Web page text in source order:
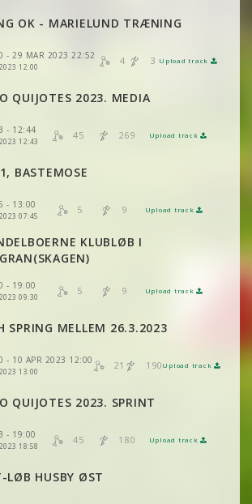
OK - MARIELUND TRÆNING
- 29 MAR 2023 22:52
12:00
4 3 Upload track
2DRERUN
2DRERUN
QUIJOTES 2023. MEDIA
- 12:44
12:43
45 269 Upload track
2DRERUN
2DRERUN
2DRERUN
BASTEMOSE
- 13:00
07:45
5 9 Upload track
2DRERUN
2DRERUN
2DRERUN
KLUBLØB I
- 19:00
09:30
5 9 Upload track
2DRERUN
2DRERUN
2DRERUN
2DRERUN
2DRERUN
SPRING MELLEM 26.3.2023
- 10 APR 2023 12:00
13:00
21 190 Upload track
2DRERUN
2DRERUN
2DRERUN
2DRERUN
2DRERUN
QUIJOTES 2023. SPRINT
- 19:00
18:58
45 180 Upload track
2DRERUN
2DRERUN
2DRERUN
2DRERUN
2DRERUN
2DRERUN
LØB HUSBY ØST
2DRERUN
2DRERUN
2DRERUN
2DRERUN